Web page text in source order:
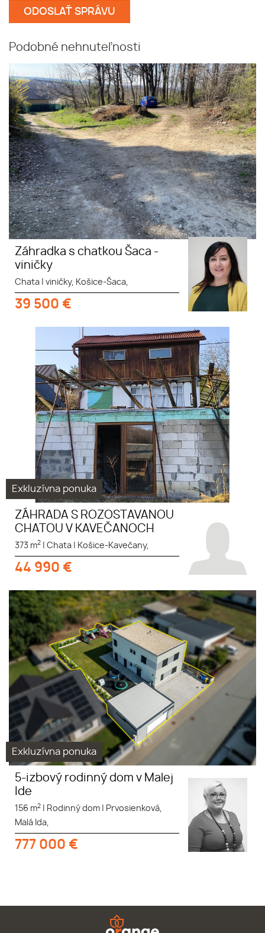
Podobné nehnuteľnosti
Záhradka s chatkou Šaca -
viničky
Slnečný
Záhradka s chatkou Šaca -
viničky
Chata viničky, Košice-Šaca,
39 500 €
záhrada, chata Kavečany
Exkluzívna ponuka
ZÁHRADA S ROZOSTAVANOU
CHATOU V KAVEČANOCH
373 m2 Chata Košice-Kavečany,
44 990 €
Exkluzívna ponuka
5-izbový rodinný dom v Malej
Ide
156 m2 Rodinný dom
Prvosienková,
Malá Ida,
777 000 €